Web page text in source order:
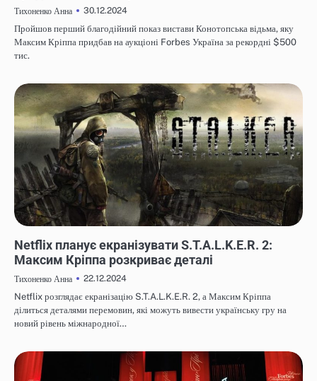
Тихоненко Анна
30.12.2024
Пройшов перший благодійний показ вистави Конотопська відьма, яку
Максим Кріппа придбав на аукціоні Forbes Україна за рекордні $500
тис.
Netflix планує екранізувати S.T.A.L.K.E.R. 2:
Максим Кріппа розкриває деталі
Тихоненко Анна
22.12.2024
Netflix розглядає екранізацію S.T.A.L.K.E.R. 2, а Максим Кріппа
ділиться деталями перемовин, які можуть вивести українську гру на
новий рівень міжнародної…